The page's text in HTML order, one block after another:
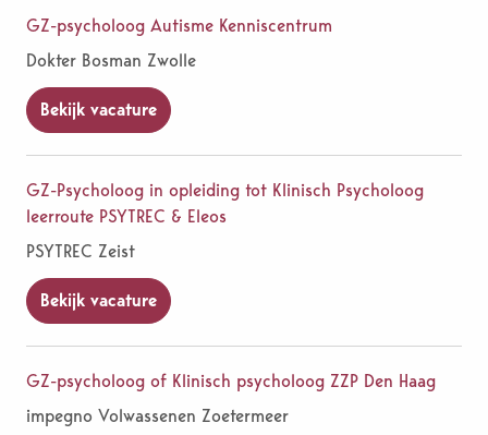
GZ-psycholoog Autisme Kenniscentrum
Dokter Bosman Zwolle
Bekijk vacature
GZ-Psycholoog in opleiding tot Klinisch Psycholoog
leerroute PSYTREC & Eleos
PSYTREC Zeist
Bekijk vacature
GZ-psycholoog of Klinisch psycholoog ZZP Den Haag
impegno Volwassenen Zoetermeer